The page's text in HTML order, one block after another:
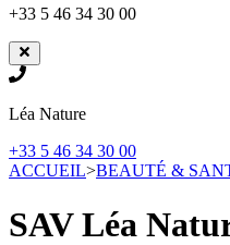
+33 5 46 34 30 00
Léa Nature
+33 5 46 34 30 00
ACCUEIL>BEAUTÉ &
SAV Léa